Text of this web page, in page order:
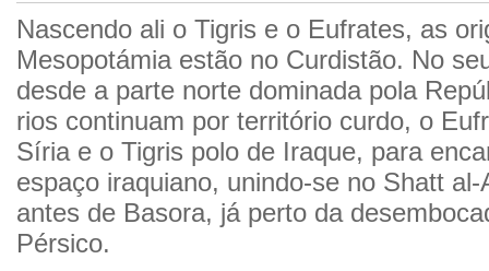
Nascendo ali o Tigris e o Eufrates, as
Mesopotámia estão no Curdistão. No
desde a parte norte dominada pola
rios continuam por território curdo, o
Síria e o Tigris polo de Iraque, para
espaço iraquiano, unindo-se no Shatt
antes de Basora, já perto da
Pérsico.